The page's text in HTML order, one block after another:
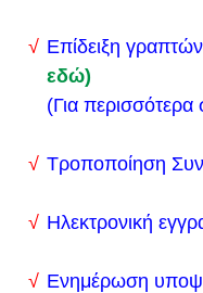
με το «Όλοι
Προκήρυξη
Αξιωματικών και
Προθεσμία (εδώ)
Από το Δήμο
Αττικής με τον
Επίδειξη
εδώ)
(Για
Τροποποίηση
Ηλεκτρονική
Ενημέρωση